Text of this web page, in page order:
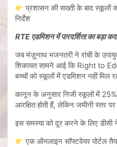
प्रशासन की सख्ती के बाद स्कूलों
निर्देश
RTE एडमिशन में पारदर्शिता का बड़ा
जब मंज़ूनाथ भजनतरी ने रांची के
शिकायत सामने आई कि Right to
बच्चों को स्कूलों में एडमिशन नहीं मिल
कानून के अनुसार निजी स्कूलों में 25%
आरक्षित होती हैं, लेकिन जमीनी स्तर
इस समस्या को दूर करने के लिए
एक ऑनलाइन सॉफ्टवेयर पोर्टल